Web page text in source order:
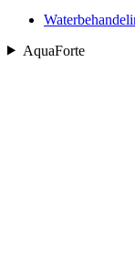
AquaForte